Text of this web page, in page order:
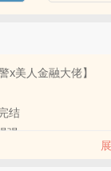
x美人金融大佬】
结
强